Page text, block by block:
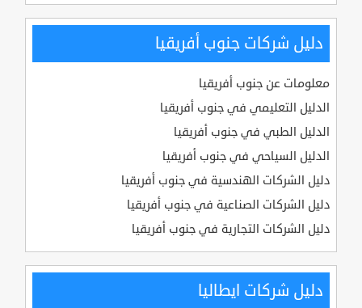
دليل شركات جنوب أفريقيا
معلومات عن جنوب أفريقيا
الدليل التعليمي في جنوب أفريقيا
الدليل الطبي في جنوب أفريقيا
الدليل السياحي في جنوب أفريقيا
دليل الشركات الهندسية في جنوب أفريقيا
دليل الشركات الصناعية في جنوب أفريقيا
دليل الشركات التجارية في جنوب أفريقيا
دليل شركات ايطاليا